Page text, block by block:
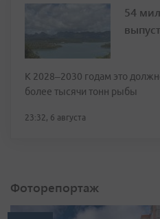
54
К 2028–2030 годам это
более тысячи тонн рыбы
23:32, 6 августа
Фоторепортаж